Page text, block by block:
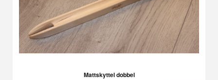
Mattskyttel dobbel